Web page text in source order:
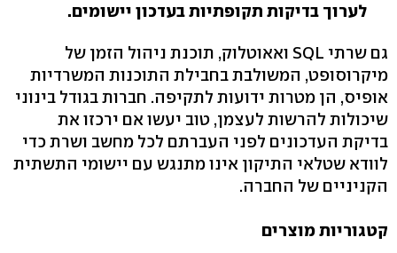
לערוך בדיקות תקופתיות בעדכון יישומים.
גם שרתי SQL ואאוטלוק, תוכנת ניהול הזמן של
מיקרוסופט, המשולבת בחבילת התוכנות המשרדיות
אופיס, הן מטרות ידועות לתקיפה. חברות בגודל בינוני
שיכולות להרשות לעצמן, טוב יעשו אם ירכזו את
בדיקת העדכונים לפני העברתם לכל מחשב ושרת כדי
לוודא שטלאי התיקון אינו מתנגש עם יישומי התשתית
הקניניים של החברה.
קטגוריות מוצרים